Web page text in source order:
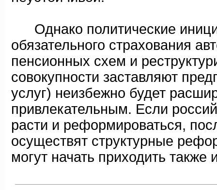
Однако политические
обязательного страхования
пенсионных схем и
совокупности заставляют
услуг) неизбежно будет
привлекательным. Если
расти и реформироваться,
осуществят структурные
могут начать приходить также